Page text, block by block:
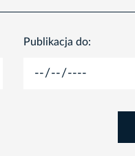
Publikacja do: